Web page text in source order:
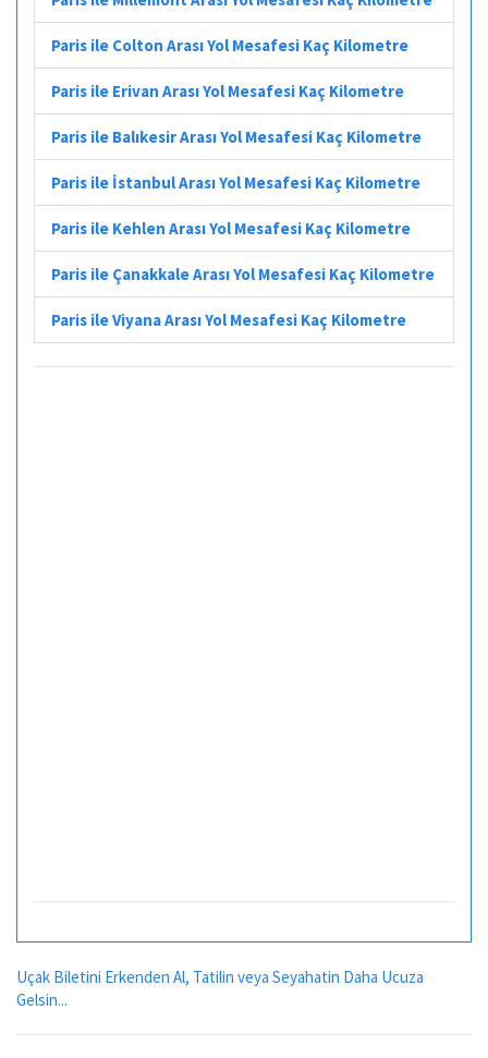
Paris ile Colton Arası Yol Mesafesi Kaç Kilometre
Paris ile Erivan Arası Yol Mesafesi Kaç Kilometre
Paris ile Balıkesir Arası Yol Mesafesi Kaç Kilometre
Paris ile İstanbul Arası Yol Mesafesi Kaç Kilometre
Paris ile Kehlen Arası Yol Mesafesi Kaç Kilometre
Paris ile Çanakkale Arası Yol Mesafesi Kaç Kilometre
Paris ile Viyana Arası Yol Mesafesi Kaç Kilometre
Uçak Biletini Erkenden Al, Tatilin veya Seyahatin Daha Ucuza
Gelsin...